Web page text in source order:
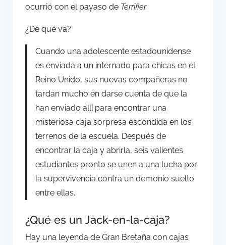
ocurrió con el payaso de Terrifier.
¿De qué va?
Cuando una adolescente estadounidense
es enviada a un internado para chicas en el
Reino Unido, sus nuevas compañeras no
tardan mucho en darse cuenta de que la
han enviado allí para encontrar una
misteriosa caja sorpresa escondida en los
terrenos de la escuela. Después de
encontrar la caja y abrirla, seis valientes
estudiantes pronto se unen a una lucha por
la supervivencia contra un demonio suelto
entre ellas.
¿Qué es un Jack-en-la-caja?
Hay una leyenda de Gran Bretaña con cajas